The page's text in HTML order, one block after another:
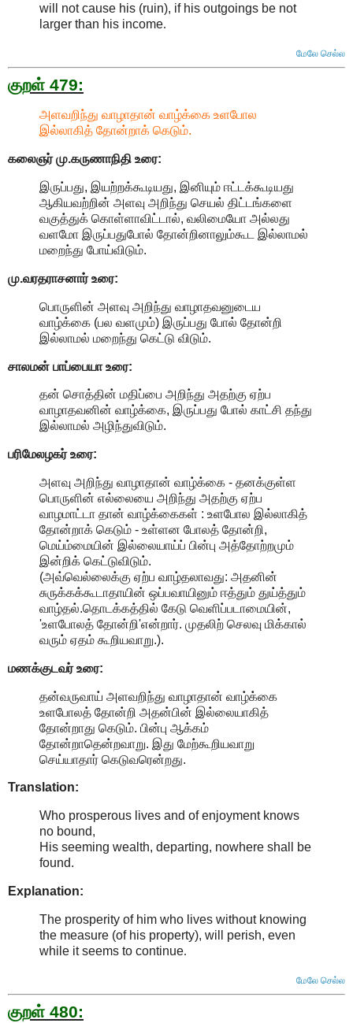
will not cause his (ruin), if his outgoings be not
larger than his income.
மேலே செல்ல
குறள் 479:
அளவறிந்து வாழாதான் வாழ்க்கை உளபோல
இல்லாகித் தோன்றாக் கெடும்.
கலைஞர் மு.கருணாநிதி உரை:
இருப்பது, இயற்றக்கூடியது, இனியும் ஈட்டக்கூடியது
ஆகியவற்றின் அளவு அறிந்து செயல் திட்டங்களை
வகுத்துக் கொள்ளாவிட்டால், வலிமையோ அல்லது
வளமோ இருப்பதுபோல் தோன்றினாலும்கூட இல்லாமல்
மறைந்து போய்விடும்.
மு.வரதராசனார்உரை:
பொருளின் அளவு அறிந்து வாழாதவனுடைய
வாழ்க்கை (பல வளமும்) இருப்பது போல் தோன்றி
இல்லாமல் மறைந்து கெட்டு விடும்.
சாலமன் பாப்பையா உரை:
தன் சொத்தின் மதிப்பை அறிந்து அதற்கு ஏற்ப
வாழாதவனின் வாழ்க்கை, இருப்பது போல் காட்சி தந்து
இல்லாமல் அழிந்துவிடும்.
பரிமேலழகர் உரை:
அளவு அறிந்து வாழாதான் வாழ்க்கை - தனக்குள்ள
பொருளின் எல்லையை அறிந்து அதற்கு ஏற்ப
வாழமாட்டா தான் வாழ்க்கைகள் : உளபோல இல்லாகித்
தோன்றாக் கெடும் - உள்ளன போலத் தோன்றி,
மெய்ம்மையின் இல்லையாய்ப் பின்பு அத்தோற்றமும்
இன்றிக் கெட்டுவிடும்.
(அவ்வெல்லைக்கு ஏற்ப வாழ்தலாவது: அதனின்
சுருக்கக்கூடாதாயின் ஒப்பவாயினும் ஈத்தும் துய்த்தும்
வாழ்தல்.தொடக்கத்தில் கேடு வெளிப்படாமையின்,
'உளபோலத் தோன்றி'என்றார். முதலிற் செலவு மிக்கால்
வரும் ஏதம் கூறியவாறு.).
மணக்குடவர் உரை:
தன்வருவாய் அளவறிந்து வாழாதான் வாழ்க்கை
உளபோலத் தோன்றி அதன்பின் இல்லையாகித்
தோன்றாது கெடும். பின்பு ஆக்கம்
தோன்றாதென்றவாறு. இது மேற்கூறியவாறு
செய்யாதார் கெடுவரென்றது.
Translation:
Who prosperous lives and of enjoyment knows
no bound,
His seeming wealth, departing, nowhere shall be
found.
Explanation:
The prosperity of him who lives without knowing
the measure (of his property), will perish, even
while it seems to continue.
மேலே செல்ல
குறள் 480: